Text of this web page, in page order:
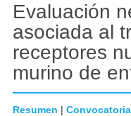
Evaluación
asociada al
receptores
murino de
Resumen | Convocatoria